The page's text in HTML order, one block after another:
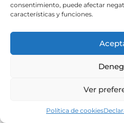
consentimiento, puede afectar
características y funciones.
Ver
Política de cookies